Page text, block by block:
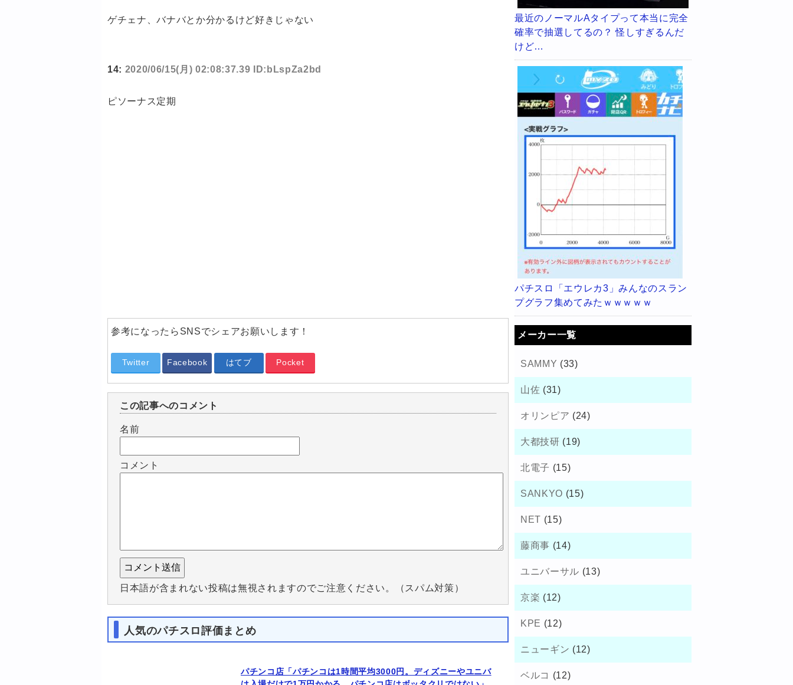
ゲチェナ、バナバとか分かるけど好きじゃない
14: 2020/06/15(月) 02:08:37.39 ID:bLspZa2bd
ピソーナス定期
参考になったらSNSでシェアお願いします！
Twitter Facebook はてブ Pocket
この記事へのコメント
名前
コメント
日本語が含まれない投稿は無視されますのでご注意ください。（スパム対策）
人気のパチスロ評価まとめ
パチンコ店「パチンコは1時間平均3000円。ディズニーやユニバ
最近のノーマルAタイプって本当に完全
確率で抽選してるの？ 怪しすぎるんだ
けど…
パチスロ「エウレカ3」みんなのスラン
プグラフ集めてみたｗｗｗｗｗ
メーカー一覧
SAMMY (33)
山佐 (31)
オリンピア (24)
大都技研 (19)
北電子 (15)
SANKYO (15)
NET (15)
藤商事 (14)
ユニバーサル (13)
京楽 (12)
KPE (12)
ニューギン (12)
ベルコ (12)